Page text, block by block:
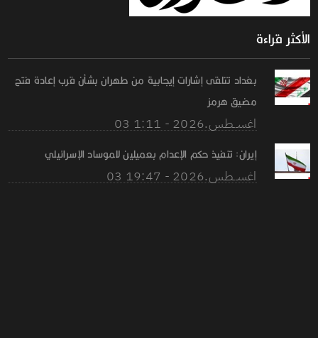
الأكثر قراءة
بغداد تتلقى إشارات إيجابية من طهران بشأن قرب إعادة فتح
مضيق هرمز
03 اغســطس.2026 - 1:11
إيران: تنفيذ حكم الإعدام بعميلين للموساد الإسرائيلي
03 اغســطس.2026 - 19:47